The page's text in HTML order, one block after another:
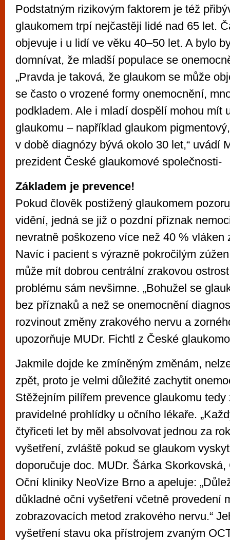
Podstatným rizikovým faktorem je též
glaukomem trpí nejčastěji lidé nad 65 let.
objevuje i u lidí ve věku 40–50 let. A bylo
domnívat, že mladší populace se
„Pravda je taková, že glaukom se může
se často o vrozené formy onemocnění,
podkladem. Ale i mladí dospělí mohou mít
glaukomu – například glaukom
v době diagnózy bývá okolo 30 let,“ uvádí
prezident České glaukomové společnosti-
Základem je prevence!
Pokud člověk postižený glaukomem
vidění, jedná se již o pozdní příznak
nevratně poškozeno více než 40 % vláken
Navíc i pacient s výrazně pokročilým
může mít dobrou centrální zrakovou
problému sám nevšimne. „Bohužel se
bez příznaků a než se onemocnění
rozvinout změny zrakového nervu a
upozorňuje MUDr. Fichtl z České
Jakmile dojde ke zmíněným změnám,
zpět, proto je velmi důležité zachytit
Stěžejním pilířem prevence glaukomu tedy
pravidelné prohlídky u očního lékaře.
čtyřiceti let by měl absolvovat jednou za
vyšetření, zvláště pokud se glaukom
doporučuje doc. MUDr. Šárka
Oční kliniky NeoVize Brno a apeluje:
důkladné oční vyšetření včetně provedení
zobrazovacích metod zrakového nervu.“
vyšetření stavu oka přístrojem zvaným